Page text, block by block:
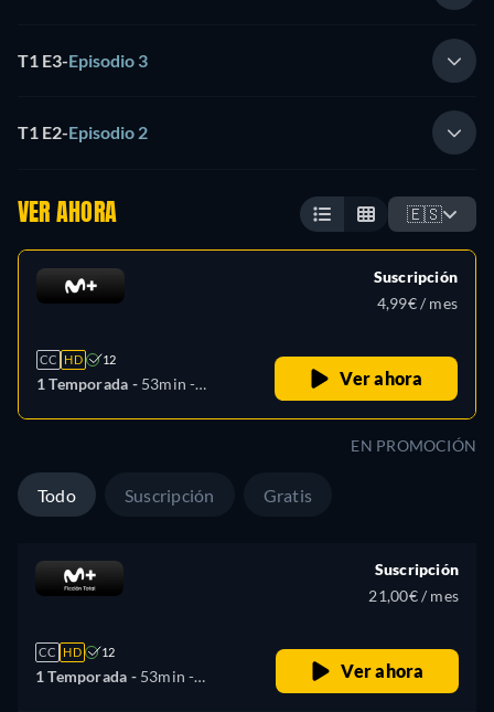
T1 E3-Episodio 3
T1 E2-Episodio 2
VER AHORA 🇪🇸
CC HD 12
1 Temporada - 53min -
Suscripción
4,99€ / mes
Ver ahora
EN PROMOCIÓN
Todo Suscripción Gratis
CC HD 12
1 Temporada - 53min -
Suscripción
21,00€ / mes
Ver ahora